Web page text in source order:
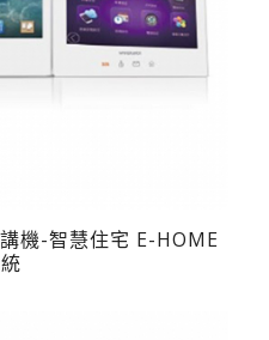
機-智慧住宅 E-HOME